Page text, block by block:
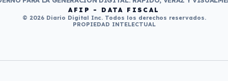
AFIP - DATA FISCAL
© 2026 Diario Digital Inc. Todos los derechos reservados.
PROPIEDAD INTELECTUAL